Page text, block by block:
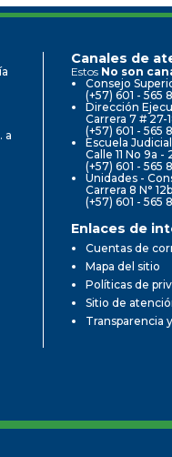
a
Canales de
Estos No son
Consejo
(+57) 601 - 565
Dirección
Carrera 7 # 27-
(+57) 601 - 565
Escuela
Calle 11 No 9a
(+57) 601 - 565
Unidades -
Carrera 8 N°
(+57) 601 - 565
Enlaces de
Cuentas de
Mapa del sitio
Políticas de
Sitio de
Transparencia